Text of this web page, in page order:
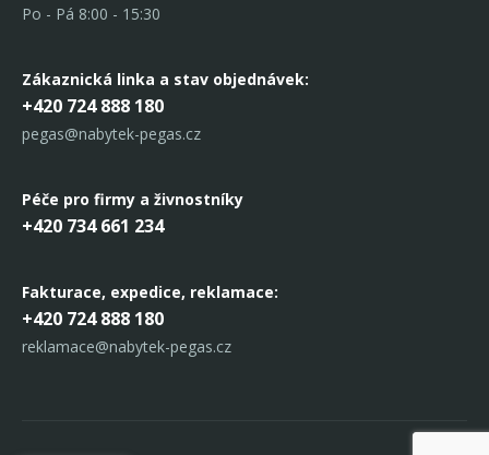
Po - Pá 8:00 - 15:30
Zákaznická linka a stav objednávek:
+420 724 888 180
pegas@nabytek-pegas.cz
Péče pro firmy a živnostníky
+420 734 661 234
Fakturace, expedice, reklamace:
+420 724 888 180
reklamace@nabytek-pegas.cz